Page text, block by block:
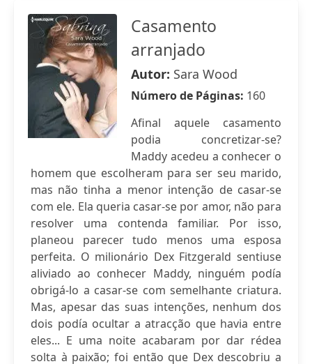
Casamento
arranjado
Autor: Sara Wood
Número de Páginas: 160
Afinal aquele casamento
podia concretizar-se?
Maddy acedeu a conhecer o
homem que escolheram para ser seu marido,
mas não tinha a menor intenção de casar-se
com ele. Ela queria casar-se por amor, não para
resolver uma contenda familiar. Por isso,
planeou parecer tudo menos uma esposa
perfeita. O milionário Dex Fitzgerald sentiuse
aliviado ao conhecer Maddy, ninguém podía
obrigá-lo a casar-se com semelhante criatura.
Mas, apesar das suas intenções, nenhum dos
dois podía ocultar a atracção que havia entre
eles... E uma noite acabaram por dar rédea
solta à paixão; foi então que Dex descobriu a